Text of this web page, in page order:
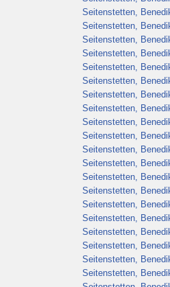
Seitenstetten,
Seitenstetten,
Seitenstetten,
Seitenstetten,
Seitenstetten,
Seitenstetten,
Seitenstetten,
Seitenstetten,
Seitenstetten,
Seitenstetten,
Seitenstetten,
Seitenstetten,
Seitenstetten,
Seitenstetten,
Seitenstetten,
Seitenstetten,
Seitenstetten,
Seitenstetten,
Seitenstetten,
Seitenstetten,